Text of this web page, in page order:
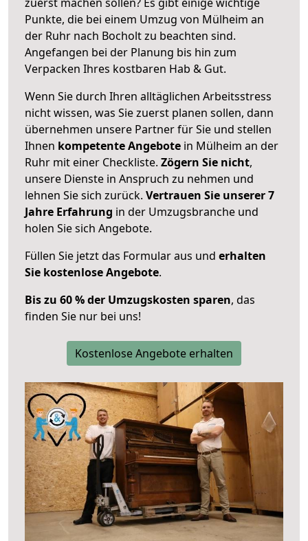
Punkte, die bei einem Umzug von Mülheim an
der Ruhr nach Bocholt zu beachten sind.
Angefangen bei der Planung bis hin zum
Verpacken Ihres kostbaren Hab & Gut.
Wenn Sie durch Ihren alltäglichen Arbeitsstress
nicht wissen, was Sie zuerst planen sollen, dann
übernehmen unsere Partner für Sie und stellen
Ihnen kompetente Angebote in Mülheim an der
Ruhr mit einer Checkliste. Zögern Sie nicht,
unsere Dienste in Anspruch zu nehmen und
lehnen Sie sich zurück. Vertrauen Sie unserer 7
Jahre Erfahrung in der Umzugsbranche und
holen Sie sich Angebote.
Füllen Sie jetzt das Formular aus und erhalten
Sie kostenlose Angebote.
Bis zu 60 % der Umzugskosten sparen, das
finden Sie nur bei uns!
Kostenlose Angebote erhalten